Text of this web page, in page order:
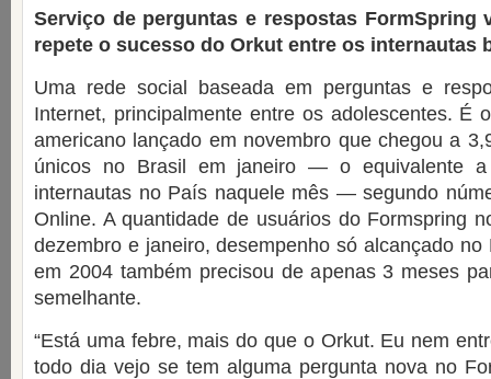
Serviço de perguntas e respostas FormSpring
repete o sucesso do Orkut entre os internautas
Uma rede social baseada em perguntas e
Internet, principalmente entre os adolescentes. É
americano lançado em novembro que chegou a
únicos no Brasil em janeiro — o equivalente
internautas no País naquele mês — segundo
Online. A quantidade de usuários do Formspring
dezembro e janeiro, desempenho só alcançado
em 2004 também precisou de apenas 3 meses
semelhante.
“Está uma febre, mais do que o Orkut. Eu nem
todo dia vejo se tem alguma pergunta nova no